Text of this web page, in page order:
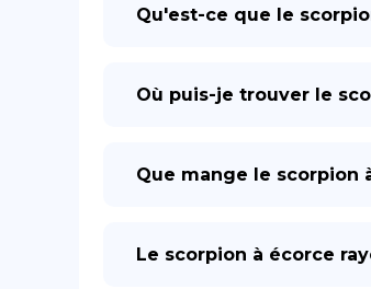
Qu'est-ce que le
Où puis-je trouver le
Que mange le scorpion
Le scorpion à écorce